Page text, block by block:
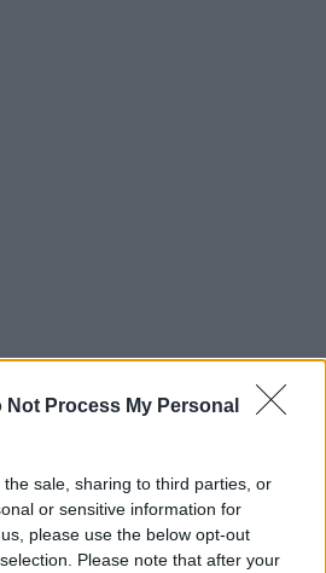
Not Process My Personal
sale, sharing to third parties, or
or sensitive information for
please use the below opt-out
Please note that after your